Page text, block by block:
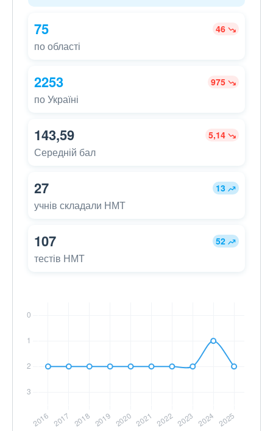
75 46
по області
2253 975
по Україні
143,59 5,14
Середній бал
27 13
учнів складали НМТ
107 52
тестів НМТ